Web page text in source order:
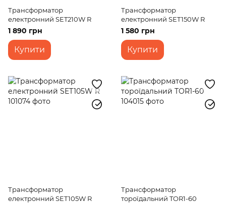
Трансформатор
електронний SET210W R
1 890 грн
Купити
Трансформатор
електронний SET150W R
1 580 грн
Купити
Трансформатор
електронний SET105W R
Трансформатор
тороїдальний TOR1-60